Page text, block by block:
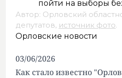
Автор: Орловский
депутатов, источник фото.
Орловские новости
03/06/2026
Как стало известно